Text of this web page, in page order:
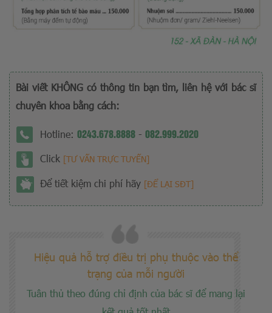
Bài viết KHÔNG có thông tin bạn tìm, liên hệ với bác sĩ
chuyên khoa bằng cách:
Hotline: 0243.678.8888 - 082.999.2020
Click [TƯ VẤN TRỰC TUYẾN]
Để tiết kiệm chi phí hãy [ĐỂ LẠI SĐT]
Hiệu quả hỗ trợ điều trị phụ thuộc vào thể
trạng của mỗi người
Tuân thủ theo đúng chỉ định của bác sĩ để mang lại